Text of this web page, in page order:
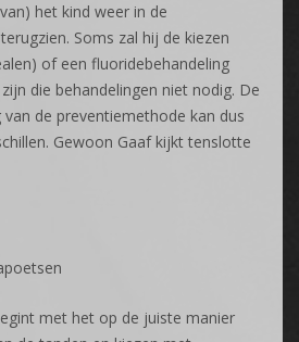
het kind weer in de
Soms zal hij de kiezen
of een fluoridebehandeling
die behandelingen niet nodig. De
de preventiemethode kan dus
Gewoon Gaaf kijkt tenslotte
met het op de juiste manier